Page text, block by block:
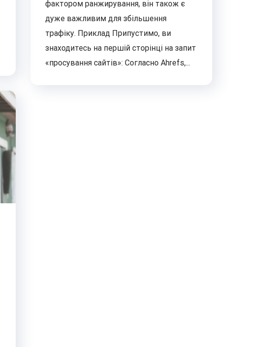
фактором ранжирування, він також є
дуже важливим для збільшення
трафіку. Приклад Припустимо, ви
знаходитесь на першій сторінці на запит
«просування сайтів»: Согласно Ahrefs,...